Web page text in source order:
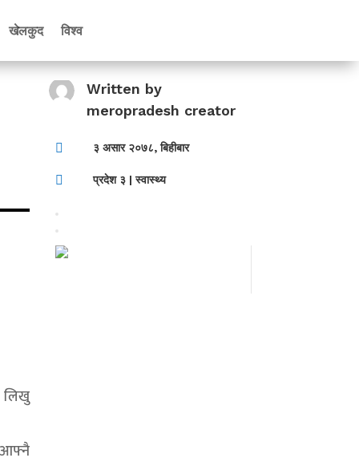
खेलकुद विश्व
Written by
meropradesh creator
 ३ असार २०७८, बिहीबार
 प्रदेश ३ |स्वास्थ्य
लिखु
आफ्नै